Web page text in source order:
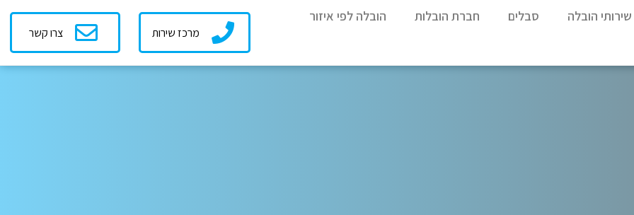
שירותי הובלה סבלים חברת הובלות הובלה לפי איזור
מרכז שירות צרו קשר